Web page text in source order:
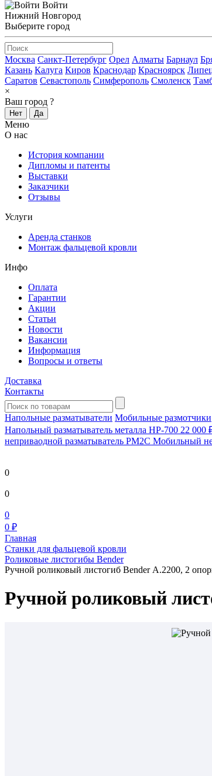
Войти
Нижний Новгород
Выберите город
Москва Санкт-Петербург Орел Алматы Барнаул
Казань Калуга Киров Краснодар Красноярск
Саратов Севастополь Симферополь Смоленск
×
Ваш город ?
Нет Да
Меню
О нас
История компании
Дипломы и патенты
Выставки
Заказчики
Отзывы
Услуги
Аренда станков
Монтаж фальцевой кровли
Инфо
Оплата
Гарантии
Акции
Статьи
Новости
Вакансии
Информация
Вопросы и ответы
Доставка
Контакты
Напольные разматыватели Мобильные размотчики
Напольный разматыватель металла HP-700 22 000
непривaодной разматыватель РМ2С Мобильный
0
0
0
0 ₽
Главная
Станки для фальцевой кровли
Роликовые листогибы Bender
Ручной роликовый листогиб Bender А.2200, 2
Ручной роликовый